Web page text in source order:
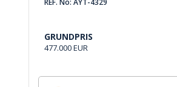
GRUNDPRIS
477.000 EUR